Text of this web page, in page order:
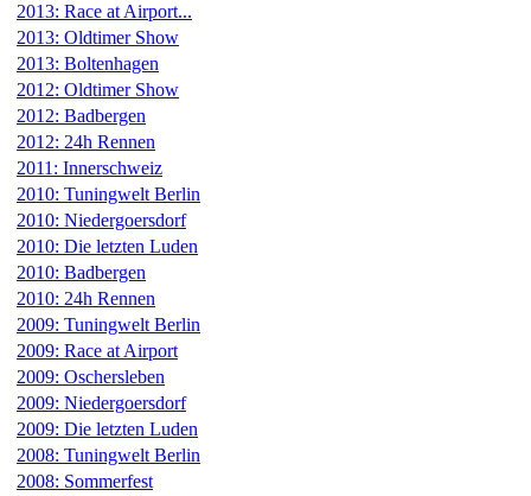
2013: Race at Airport...
2013: Oldtimer Show
2013: Boltenhagen
2012: Oldtimer Show
2012: Badbergen
2012: 24h Rennen
2011: Innerschweiz
2010: Tuningwelt Berlin
2010: Niedergoersdorf
2010: Die letzten Luden
2010: Badbergen
2010: 24h Rennen
2009: Tuningwelt Berlin
2009: Race at Airport
2009: Oschersleben
2009: Niedergoersdorf
2009: Die letzten Luden
2008: Tuningwelt Berlin
2008: Sommerfest